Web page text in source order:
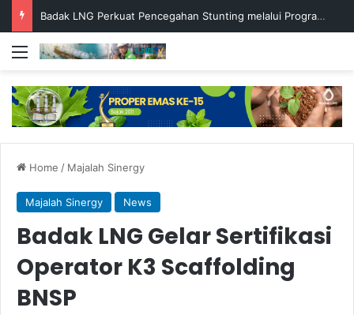
Badak LNG Perkuat Pencegahan Stunting melalui Program Akar Ranting
Menu
Home / Majalah Sinergy
Majalah Sinergy News
Badak LNG Gelar Sertifikasi
Operator K3 Scaffolding
BNSP